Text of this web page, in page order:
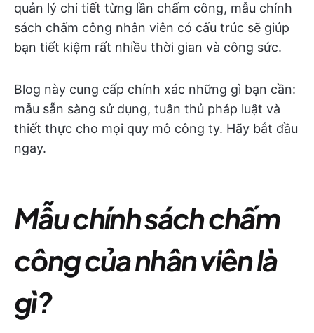
quản lý chi tiết từng lần chấm công, mẫu chính
sách chấm công nhân viên có cấu trúc sẽ giúp
bạn tiết kiệm rất nhiều thời gian và công sức.
Blog này cung cấp chính xác những gì bạn cần:
mẫu sẵn sàng sử dụng, tuân thủ pháp luật và
thiết thực cho mọi quy mô công ty. Hãy bắt đầu
ngay.
Mẫu chính sách chấm
công của nhân viên là
gì?